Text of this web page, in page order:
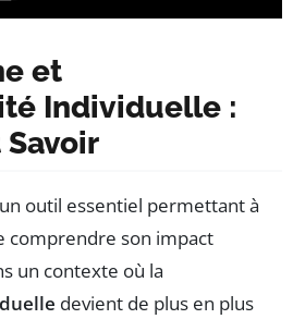
et
Individuelle :
Savoir
outil essentiel permettant à
comprendre son impact
un contexte où la
devient de plus en plus